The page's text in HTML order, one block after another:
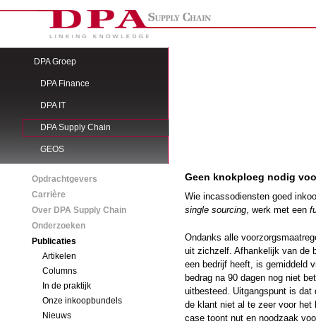
DPA Groep
DPA Finance
DPA IT
DPA Supply Chain
GEOS
Geen knokploeg nodig
Wie incassodiensten goed
single sourcing, werk met een
Ondanks alle
uit zichzelf. Afhankelijk van de
een bedrijf heeft, is gemiddeld
bedrag na 90 dagen nog niet
uitbesteed. Uitgangspunt is
de klant niet al te zeer voor het
case toont nut en noodzaak
Opdrachtgevers
Carrière
Over DPA Supply Chain
Onderzoeken
Publicaties
Artikelen
Columns
In de praktijk
Onze inkoopbundels
Nieuws